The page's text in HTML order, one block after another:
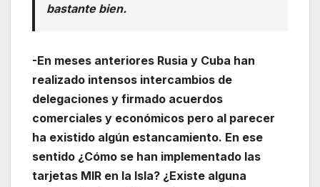
bastante bien.
-En meses anteriores Rusia y Cuba han
realizado intensos intercambios de
delegaciones y firmado acuerdos
comerciales y económicos pero al parecer
ha existido algún estancamiento. En ese
sentido ¿Cómo se han implementado las
tarjetas MIR en la Isla? ¿Existe alguna